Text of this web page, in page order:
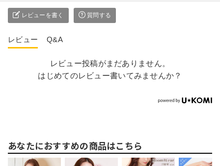
レビューを書く 質問する
レビュー Q&A
レビュー投稿がまだありません。
はじめてのレビュー書いてみませんか？
あなたにおすすめの商品はこちら